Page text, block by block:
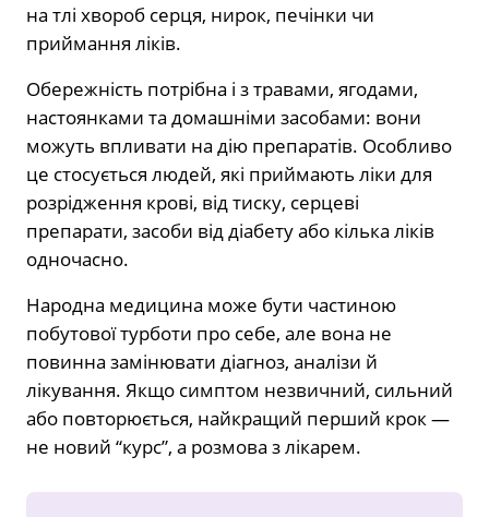
на тлі хвороб серця, нирок, печінки чи
приймання ліків.
Обережність потрібна і з травами, ягодами,
настоянками та домашніми засобами: вони
можуть впливати на дію препаратів. Особливо
це стосується людей, які приймають ліки для
розрідження крові, від тиску, серцеві
препарати, засоби від діабету або кілька ліків
одночасно.
Народна медицина може бути частиною
побутової турботи про себе, але вона не
повинна замінювати діагноз, аналізи й
лікування. Якщо симптом незвичний, сильний
або повторюється, найкращий перший крок —
не новий “курс”, а розмова з лікарем.